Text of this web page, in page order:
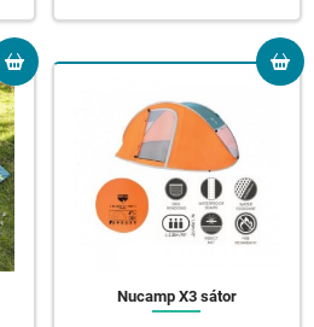
Nucamp X3 sátor